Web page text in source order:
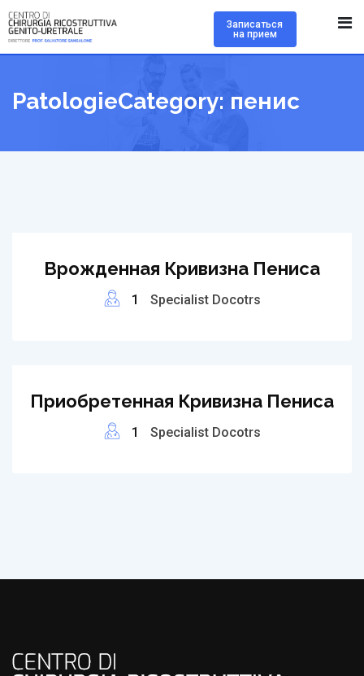
Skip
to
content
Записаться
на прием
PatologieCategory: пенис
Врожденная Кривизна Пениса
1 Specialist Docotrs
Приобретенная Кривизна Пениса
1 Specialist Docotrs